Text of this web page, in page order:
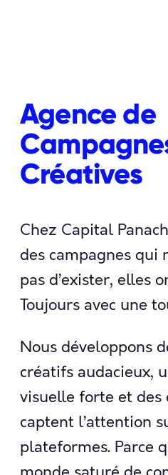
Agence de
Créatives
Chez Capital
des campagnes qui
pas d’exister, elles
Toujours avec une
Nous développons
créatifs audacieux,
visuelle forte et des
captent l’attention
plateformes. Parce